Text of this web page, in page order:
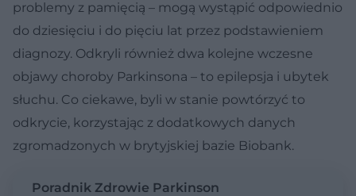
problemy z pamięcią – mogą wystąpić odpowiednio
do dziesięciu i do pięciu lat przez podstawieniem
diagnozy. Odkryli również dwa kolejne wczesne
objawy choroby Parkinsona – to epilepsja i ubytek
słuchu. Co ciekawe, byli w stanie powtórzyć to
odkrycie, korzystając z dodatkowych danych
zgromadzonych w brytyjskiej bazie Biobank.
Poradnik Zdrowie Parkinson